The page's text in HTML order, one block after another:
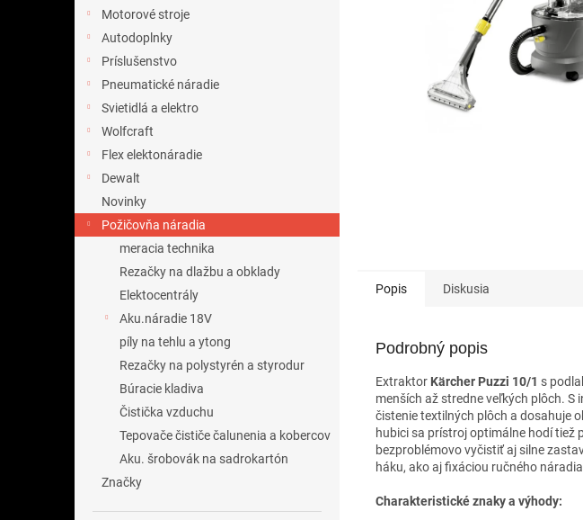
Motorové stroje
Autodoplnky
Príslušenstvo
Pneumatické náradie
Svietidlá a elektro
Wolfcraft
Flex elektonáradie
Dewalt
Novinky
Požičovňa náradia
meracia technika
Rezačky na dlažbu a obklady
Elektocentrály
Aku.náradie 18V
píly na tehlu a ytong
Rezačky na polystyrén a styrodur
Búracie kladiva
Čistička vzduchu
Tepovače čističe čalunenia a kobercov
Aku. šrobovák na sadrokartón
Značky
Popis Diskusia
Podrobný popis
Extraktor Kärcher Puzzi 10/1 s
menších až stredne veľkých plôch.
čistenie textilných plôch a dosahuje
hubici sa prístroj optimálne hodí tiež
bezproblémovo vyčistiť aj silne
háku, ako aj fixáciou ručného
Charakteristické znaky a výhody: